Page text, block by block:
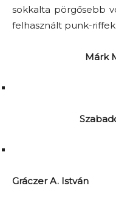
sokkalta pörgősebb
felhasznált punk-
Márk
Gráczer A. István